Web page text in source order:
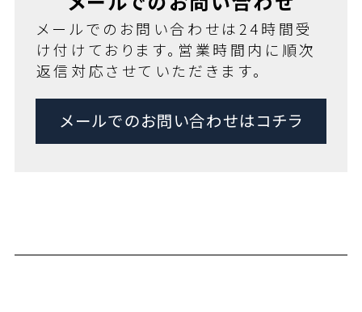
メールでのお問い合わせは24時間受
け付けております。営業時間内に順次
返信対応させていただきます。
メールでのお問い合わせはコチラ